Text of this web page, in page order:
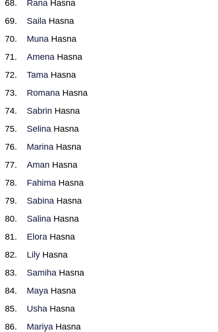
Rana Hasna
Saila Hasna
Muna Hasna
Amena Hasna
Tama Hasna
Romana Hasna
Sabrin Hasna
Selina Hasna
Marina Hasna
Aman Hasna
Fahima Hasna
Sabina Hasna
Salina Hasna
Elora Hasna
Lily Hasna
Samiha Hasna
Maya Hasna
Usha Hasna
Mariya Hasna